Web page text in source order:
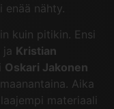
enää nähty.
kuin pitikin. Ensi
ja Kristian
Oskari Jakonen
Aika
materiaali